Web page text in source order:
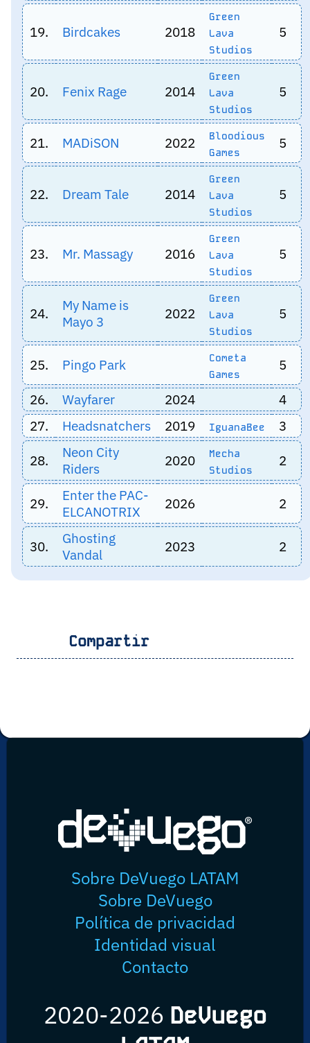
19. Birdcakes 2018
Green
Lava
Studios
5
20. Fenix Rage 2014
Green
Lava
Studios
5
21. MADiSON 2022
Bloodious
Games
5
22. Dream Tale 2014
Green
Lava
Studios
5
23. Mr. Massagy 2016
Green
Lava
Studios
5
24.
My Name is
Mayo 3
2022
Green
Lava
Studios
5
25. Pingo Park
Cometa
Games
5
26. Wayfarer 2024
4
27.
Headsnatchers 2019 IguanaBee 3
28.
Neon City
Riders
2020
Mecha
Studios
2
29.
Enter the PAC-
ELCANOTRIX
2026 2
30.
Ghosting
Vandal
2023 2
Compartir
Sobre DeVuego LATAM
Sobre DeVuego
Política de privacidad
Identidad visual
Contacto
2020-2026 DeVuego